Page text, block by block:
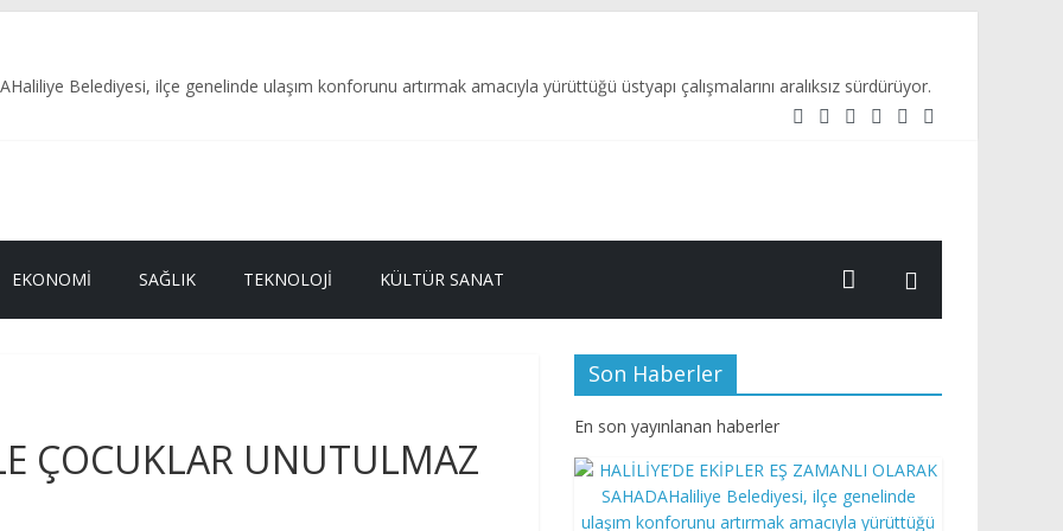
Belediyesi, ilçe genelinde ulaşım konforunu artırmak amacıyla yürüttüğü üstyapı çalışmalarını aralıksız sürdürüyor.
VE BASIN BAYRAMI MESAJI
EKONOMI SAĞLIK TEKNOLOJI KÜLTÜR SANAT
ÇOCUKLAR UNUTULMAZ
Son Haberler
En son yayınlanan haberler